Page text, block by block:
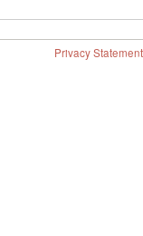
Privacy Statement